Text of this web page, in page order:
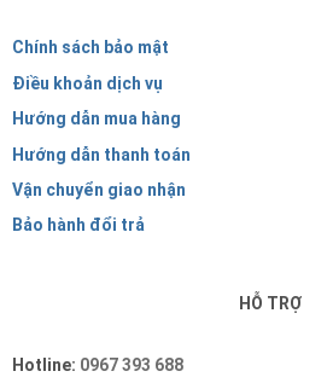
Chính sách bảo mật
Điều khoản dịch vụ
Hướng dẫn mua hàng
Hướng dẫn thanh toán
Vận chuyển giao nhận
Bảo hành đổi trả
HỖ TRỢ
Hotline: 0967 393 688